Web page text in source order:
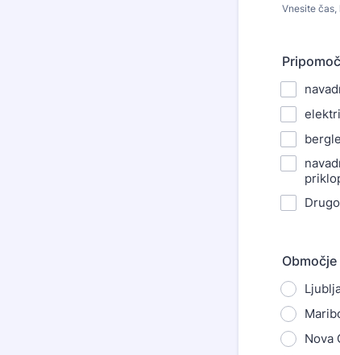
Vnesite
bergle
Drugo
Območje
Nova